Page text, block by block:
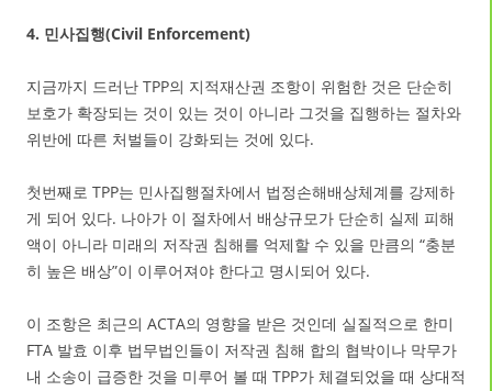
4. 민사집행(Civil Enforcement)
지금까지 드러난 TPP의 지적재산권 조항이 위험한 것은 단순히
보호가 확장되는 것이 있는 것이 아니라 그것을 집행하는 절차와
위반에 따른 처벌들이 강화되는 것에 있다.
첫번째로 TPP는 민사집행절차에서 법정손해배상체계를 강제하
게 되어 있다. 나아가 이 절차에서 배상규모가 단순히 실제 피해
액이 아니라 미래의 저작권 침해를 억제할 수 있을 만큼의 “충분
히 높은 배상”이 이루어져야 한다고 명시되어 있다.
이 조항은 최근의 ACTA의 영향을 받은 것인데 실질적으로 한미
FTA 발효 이후 법무법인들이 저작권 침해 합의 협박이나 막무가
내 소송이 급증한 것을 미루어 볼 때 TPP가 체결되었을 때 상대적